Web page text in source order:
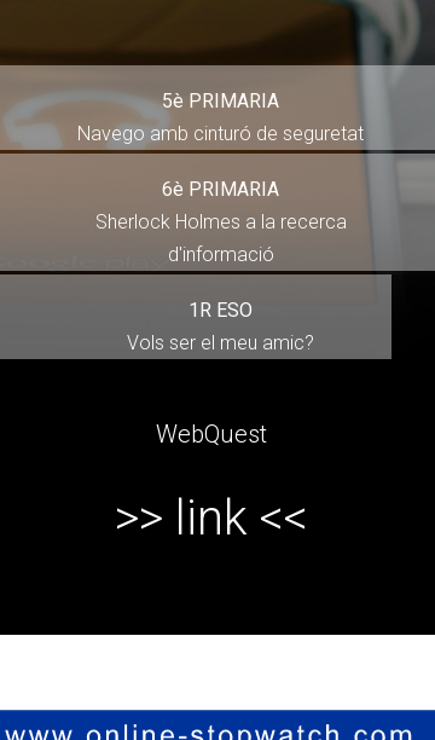
5è PRIMARIA
Navego amb cinturó de seguretat
6è PRIMARIA
Sherlock Holmes a la recerca
d'informació
1R ESO
Vols ser el meu amic?
WebQuest
>> link <<